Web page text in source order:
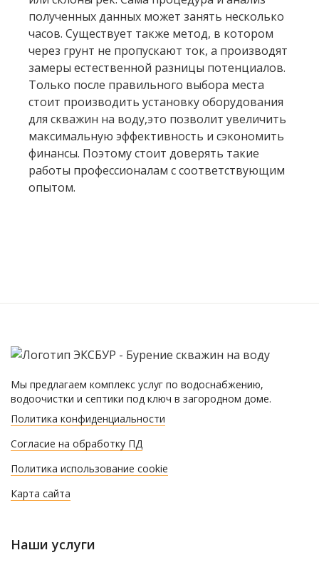
полученных данных может занять несколько
часов. Существует также метод, в котором
через грунт не пропускают ток, а производят
замеры естественной разницы потенциалов.
Только после правильного выбора места
стоит производить установку оборудования
для скважин на воду,это позволит увеличить
максимальную эффективность и сэкономить
финансы. Поэтому стоит доверять такие
работы профессионалам с соответствующим
опытом.
Мы предлагаем комплекс услуг по водоснабжению,
водоочистки и септики под ключ в загородном доме.
Политика конфиденциальности
Согласие на обработку ПД
Политика использование cookie
Карта сайта
Наши услуги